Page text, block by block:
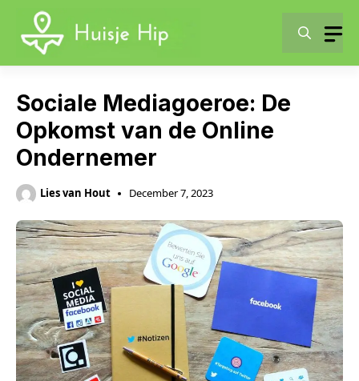
content
Sociale Mediagoeroe: De
Opkomst van de Online
Ondernemer
Lies van Hout December 7, 2023